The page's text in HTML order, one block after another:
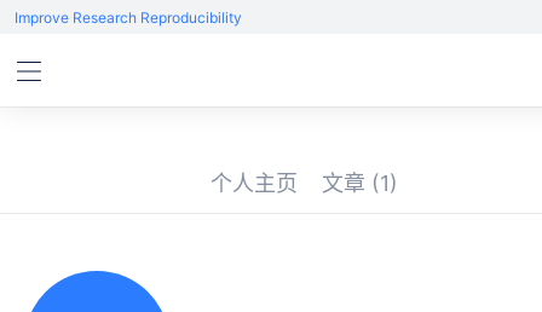
Improve Research Reproducibility
个人主页 文章 (1)